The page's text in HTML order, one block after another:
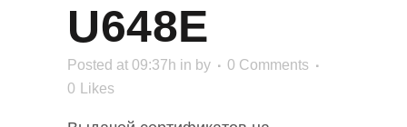
U648E
Posted at 09:37h in by
0 Comments
0
Likes